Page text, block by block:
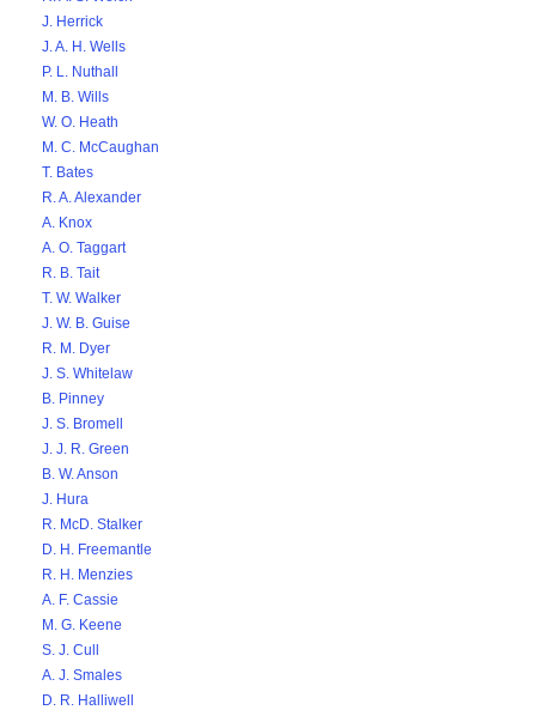
J. Herrick
J. A. H. Wells
P. L. Nuthall
M. B. Wills
W. O. Heath
M. C. McCaughan
T. Bates
R. A. Alexander
A. Knox
A. O. Taggart
R. B. Tait
T. W. Walker
J. W. B. Guise
R. M. Dyer
J. S. Whitelaw
B. Pinney
J. S. Bromell
J. J. R. Green
B. W. Anson
J. Hura
R. McD. Stalker
D. H. Freemantle
R. H. Menzies
A. F. Cassie
M. G. Keene
S. J. Cull
A. J. Smales
D. R. Halliwell